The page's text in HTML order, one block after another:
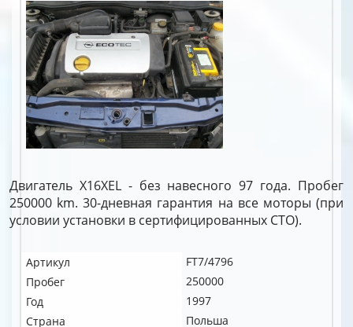
Двигатель X16XEL - без навесного 97 года. Пробег
250000 km. 30-дневная гарантия на все моторы (при
условии установки в сертифицированных СТО).
Артикул
FT7/4796
Пробег
250000
Год
1997
Страна
Польша